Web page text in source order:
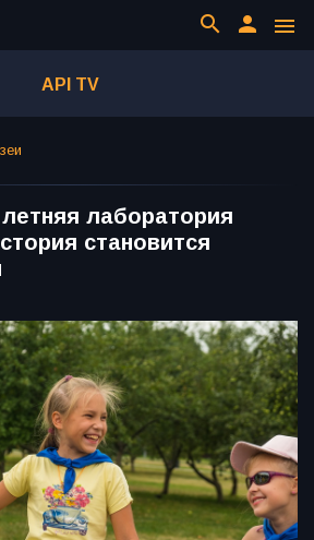
menu
person
search
API TV
лаборатория
становится